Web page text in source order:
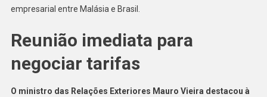
empresarial entre Malásia e Brasil.
Reunião imediata para
negociar tarifas
O ministro das Relações Exteriores Mauro Vieira destacou à